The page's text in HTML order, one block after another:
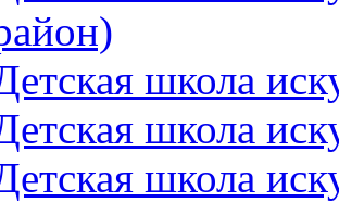
школа
школа
школа